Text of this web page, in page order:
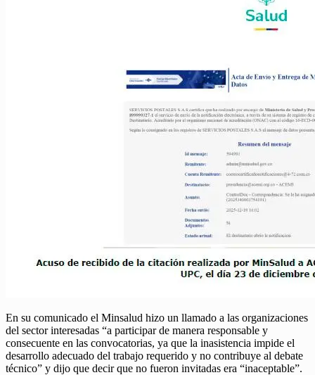
En su comunicado el Minsalud hizo un llamado a las organizaciones
del sector interesadas “a participar de manera responsable y
consecuente en las convocatorias, ya que la inasistencia impide el
desarrollo adecuado del trabajo requerido y no contribuye al debate
técnico” y dijo que decir que no fueron invitadas era “inaceptable”.